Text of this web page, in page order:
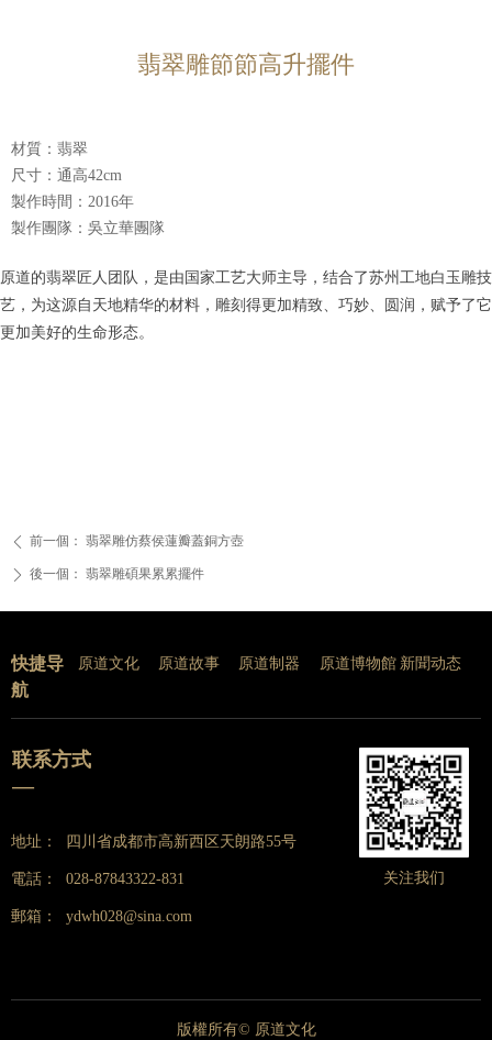
翡翠雕節節高升擺件
ꄴ 前一個： 翡翠雕仿蔡侯蓮瓣蓋銅方壺
ꄲ 後一個： 翡翠雕碩果累累擺件
原道的翡翠匠人团队，是由国家工艺大师主导，结合了苏州工地白玉雕技
艺，为这源自天地精华的材料，雕刻得更加精致、巧妙、圆润，赋予了它
更加美好的生命形态。
材質：翡翠
尺寸：通高42cm
製作時間：2016年
製作團隊：吳立華團隊
快捷导
航
原道文化 原道故事 原道制器 原道博物館 新聞动态
联系方式
—
地址： 四川省成都市高新西区天朗路55号
電話： 028-87843322-831
郵箱： ydwh028@sina.com
关注我们
版權所有© 原道文化